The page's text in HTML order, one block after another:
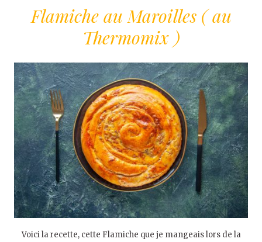
Flamiche au Maroilles ( au
Thermomix )
Voici la recette, cette Flamiche que je mangeais lors de la